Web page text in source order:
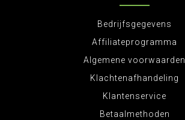
Bedrijfsgegevens
Affiliateprogramma
Algemene voorwaarden
Klachtenafhandeling
Klantenservice
Betaalmethoden